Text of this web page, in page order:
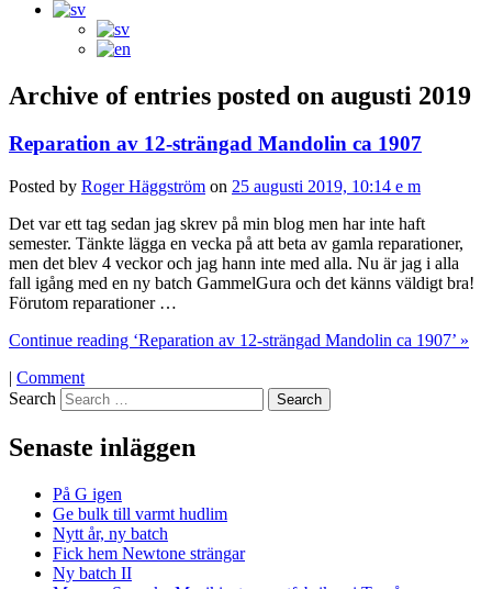
Archive of entries posted on augusti 2019
Reparation av 12-strängad Mandolin ca 1907
Posted by Roger Häggström on 25 augusti 2019, 10:14 e m
Det var ett tag sedan jag skrev på min blog men har inte haft
semester. Tänkte lägga en vecka på att beta av gamla reparationer,
men det blev 4 veckor och jag hann inte med alla. Nu är jag i alla
fall igång med en ny batch GammelGura och det känns väldigt bra!
Förutom reparationer …
Continue reading ‘Reparation av 12-strängad Mandolin ca 1907’ »
| Comment
Search
Senaste inläggen
På G igen
Ge bulk till varmt hudlim
Nytt år, ny batch
Fick hem Newtone strängar
Ny batch II